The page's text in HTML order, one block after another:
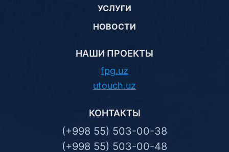
УСЛУГИ
НОВОСТИ
НАШИ ПРОЕКТЫ
fpg.uz
utouch.uz
КОНТАКТЫ
(+998 55) 503-00-38
(+998 55) 503-00-48